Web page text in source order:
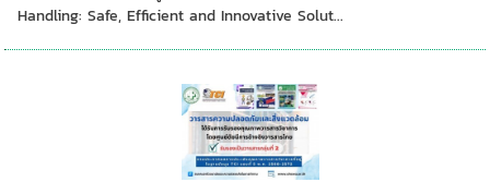
Handling: Safe, Efficient and Innovative Solut...